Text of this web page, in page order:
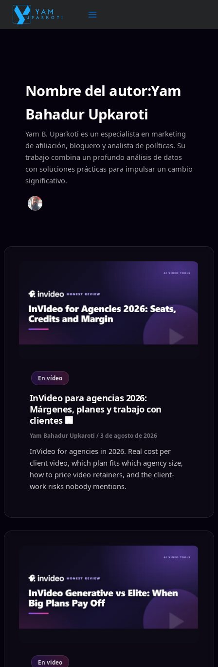
contenido
Nombre del autor:Yam
Bahadur Upkaroti
Yam B. Uparkoti es un especialista en marketing
de afiliación, bloguero y analista de políticas. Su
trabajo combina un profundo análisis de datos
con soluciones prácticas para impulsar un cambio
significativo.
En vídeo
InVideo para agencias 2026:
Márgenes, planes y trabajo con
clientes 🏢
Yam Bahadur Upkaroti /3 de agosto de 2026
InVideo for agencies in 2026. Real cost per
client video, which plan fits which agency size,
how to price video retainers, and the client-
work risks nobody mentions.
En vídeo